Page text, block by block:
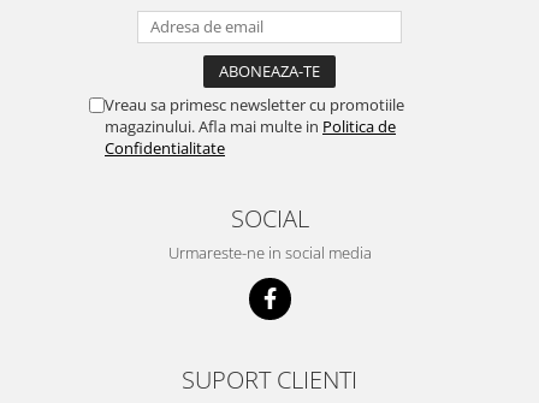
Vreau sa primesc newsletter cu promotiile
magazinului. Afla mai multe in Politica de
Confidentialitate
SOCIAL
Urmareste-ne in social media
SUPORT CLIENTI